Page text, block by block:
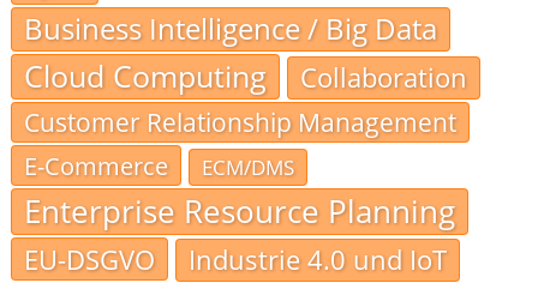
Business Intelligence / Big Data
Cloud Computing Collaboration
Customer Relationship Management
E-Commerce
ECM/DMS
Enterprise Resource Planning
EU-DSGVO Industrie 4.0 und IoT